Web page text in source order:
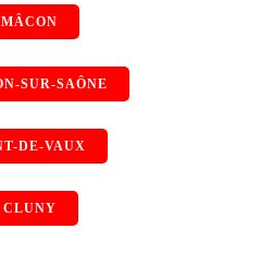
MÂCON
SUR-SAÔNE
DE-VAUX
CLUNY